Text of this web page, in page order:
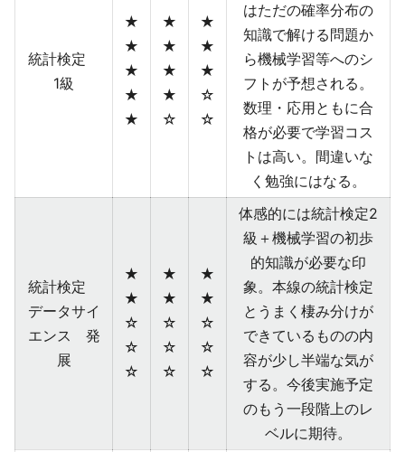
統計検定
1級
★
★
★
★
★
★
★
★
★
☆
★
★
★
☆
☆
はただの確率分布の
知識で解ける問題か
ら機械学習等へのシ
フトが予想される。
数理・応用ともに合
格が必要で学習コス
トは高い。間違いな
く勉強にはなる。
統計検定
データサイ
エンス 発
展
★
★
☆
☆
☆
★
★
☆
☆
☆
★
★
☆
☆
☆
体感的には統計検定2
級＋機械学習の初歩
的知識が必要な印
象。本線の統計検定
とうまく棲み分けが
できているものの内
容が少し半端な気が
する。今後実施予定
のもう一段階上のレ
ベルに期待。